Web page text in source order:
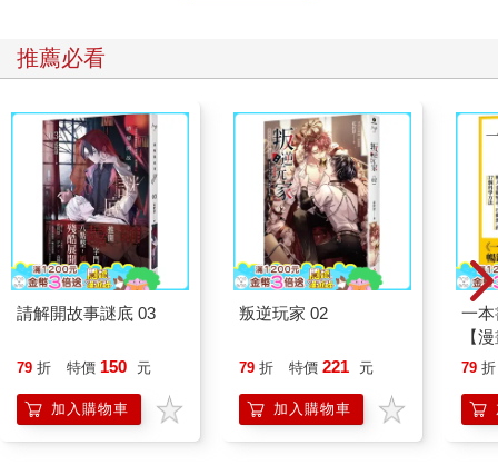
推薦必看
請解開故事謎底 03
79 折 特價 150 元
加入購物車
叛逆玩家 02
79 折 特價 221 元
加入購物車
一
【
行
「
學方
79 折